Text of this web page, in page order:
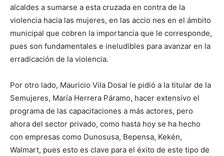
alcaldes a sumarse a esta cruzada en contra de la
violencia hacia las mujeres, en las accio nes en el ámbito
municipal que cobren la importancia que le corresponde,
pues son fundamentales e ineludibles para avanzar en la
erradicación de la violencia.
Por otro lado, Mauricio Vila Dosal le pidió a la titular de la
Semujeres, María Herrera Páramo, hacer extensivo el
programa de las capacitaciones a más actores, pero
ahora del sector privado, como hasta hoy se ha hecho
con empresas como Dunosusa, Bepensa, Kekén,
Walmart, pues esto es clave para el éxito de este tipo de